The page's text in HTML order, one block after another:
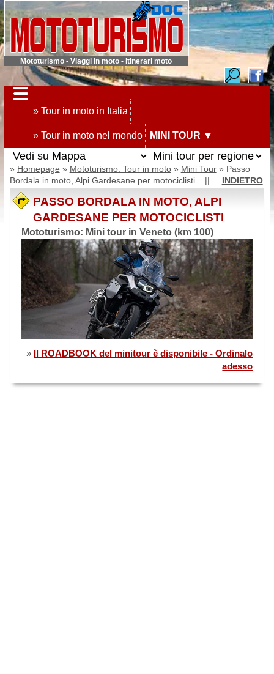
Mototurismo - Viaggi in moto - Itinerari moto
» Tour in moto in Italia
» Tour in moto nel mondo MINI TOUR ▼
» Homepage » Mototurismo: Tour in moto» Mini Tour» Passo
Bordala in moto, Alpi Gardesane per motociclisti || INDIETRO
PASSO BORDALA IN MOTO, ALPI
GARDESANE PER MOTOCICLISTI
Mototurismo: Mini tour in Veneto (km 100)
» Il ROADBOOK del minitour è disponibile - Ordinalo
adesso